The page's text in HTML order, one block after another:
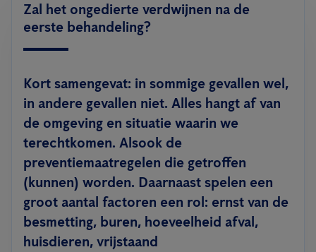
Zal het ongedierte verdwijnen na de
eerste behandeling?
Kort samengevat: in sommige gevallen wel,
in andere gevallen niet. Alles hangt af van
de omgeving en situatie waarin we
terechtkomen. Alsook de
preventiemaatregelen die getroffen
(kunnen) worden. Daarnaast spelen een
groot aantal factoren een rol: ernst van de
besmetting, buren, hoeveelheid afval,
huisdieren, vrijstaand